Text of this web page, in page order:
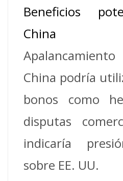
Beneficios
China
China podría
bonos como
disputas
indicaría
sobre EE. UU.